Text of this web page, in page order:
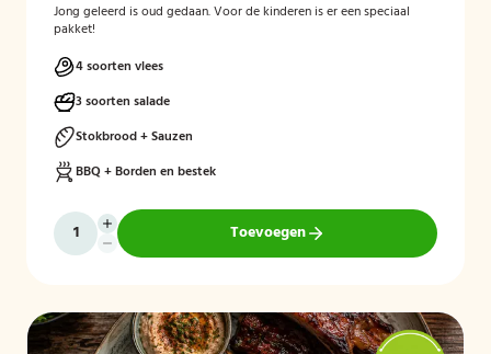
Jong geleerd is oud gedaan. Voor de kinderen is er een speciaal
pakket!
4 soorten vlees
3 soorten salade
Stokbrood + Sauzen
BBQ + Borden en bestek
Toevoegen